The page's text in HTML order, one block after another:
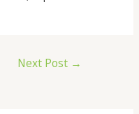
Next Post →